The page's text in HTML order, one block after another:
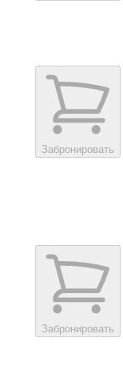
Забронировать
Забронировать